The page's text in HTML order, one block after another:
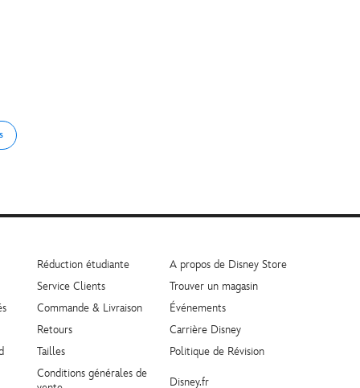
Réduction étudiante
Service Clients
Commande & Livraison
Retours
Tailles
Conditions générales de
A propos de Disney Store
Trouver un magasin
Événements
Carrière Disney
Politique de Révision
Disney.fr